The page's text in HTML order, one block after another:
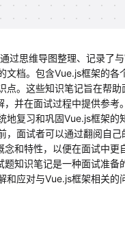
过思维导图整理、记录了
文档。包含Vue.js框架的各
点。这些知识笔记旨在帮助
，并在面试过程中提供参考
地复习和巩固Vue.js框架的
，面试者可以通过翻阅自己
念和特性，以便在面试中更
题知识笔记是一种面试准备
和应对与Vue.js框架相关的